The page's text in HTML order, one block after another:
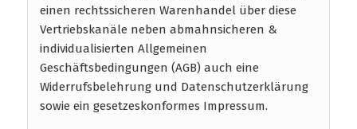
einen rechtssicheren Warenhandel über diese
Vertriebskanäle neben abmahnsicheren &
individualisierten Allgemeinen
Geschäftsbedingungen (AGB) auch eine
Widerrufsbelehrung und Datenschutzerklärung
sowie ein gesetzeskonformes Impressum.